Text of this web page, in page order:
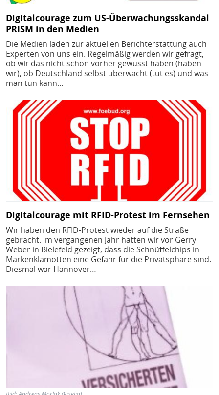
Digitalcourage zum US-Überwachungsskandal
PRISM in den Medien
Die Medien laden zur aktuellen Berichterstattung auch
Experten von uns ein. Regelmäßig werden wir gefragt,
ob wir das nicht schon vorher gewusst haben (haben
wir), ob Deutschland selbst überwacht (tut es) und was
man tun kann…
Bild
Digitalcourage mit RFID-Protest im Fernsehen
Wir haben den RFID-Protest wieder auf die Straße
gebracht. Im vergangenen Jahr hatten wir vor Gerry
Weber in Bielefeld gezeigt, dass die Schnüffelchips in
Markenklamotten eine Gefahr für die Privatsphäre sind.
Diesmal war Hannover…
Bild